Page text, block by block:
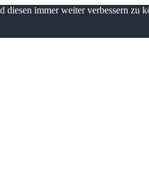
immer weiter verbessern